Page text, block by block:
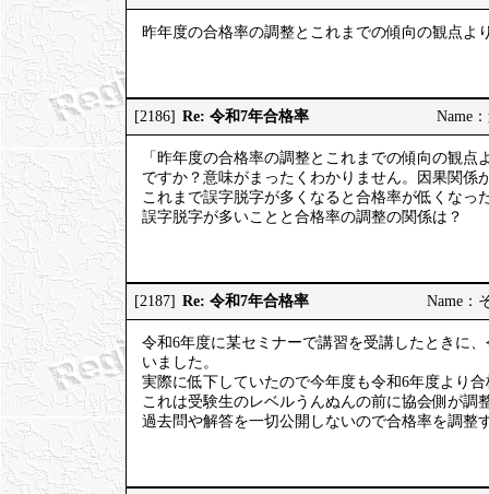
昨年度の合格率の調整とこれまでの傾向の観点よ
[2186] Re: 令和7年合格率 Name
「昨年度の合格率の調整とこれまでの傾向の観
ですか？意味がまったくわかりません。因果関係
これまで誤字脱字が多くなると合格率が低くなっ
誤字脱字が多いことと合格率の調整の関係は？
[2187] Re: 令和7年合格率 Name：
令和6年度に某セミナーで講習を受講したときに
いました。
実際に低下していたので今年度も令和6年度より
これは受験生のレベルうんぬんの前に協会側が調
過去問や解答を一切公開しないので合格率を調整